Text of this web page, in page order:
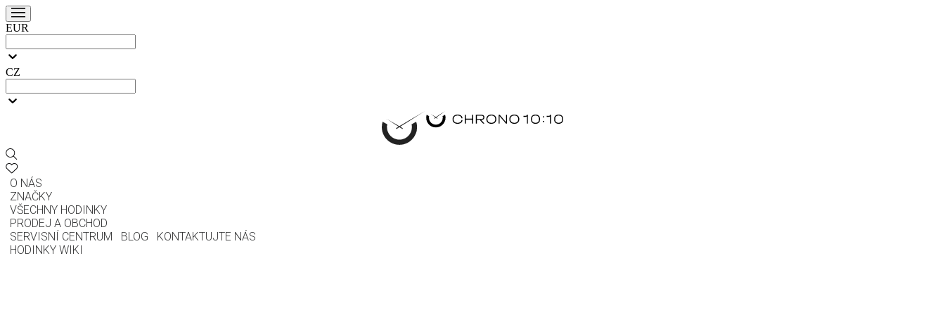
EUR
CZ
O NÁS
ZNAČKY
VŠECHNY HODINKY
PRODEJ A OBCHOD
SERVISNÍ CENTRUM
BLOG
KONTAKTUJTE NÁS
HODINKY WIKI